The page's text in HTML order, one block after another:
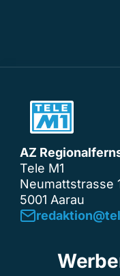
AZ
Tele M1
Neumattstrasse
5001 Aarau